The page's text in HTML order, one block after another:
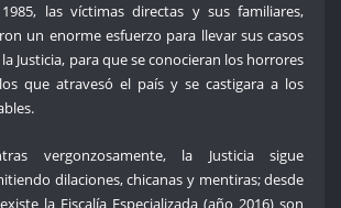
las víctimas directas y sus familiares,
un enorme esfuerzo para llevar sus casos
Justicia, para que se conocieran los horrores
que atravesó el país y se castigara a los
vergonzosamente, la Justicia sigue
dilaciones, chicanas y mentiras; desde
la Fiscalía Especializada (año 2016) son